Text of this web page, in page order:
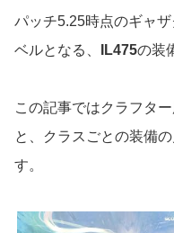
パッチ5.25時点のギャ
ベルとなる、
IL475の装
この記事ではクラフタ
と、クラスごとの装備
す。